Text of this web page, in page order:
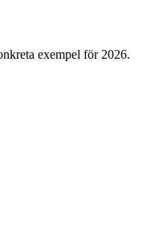
exempel för 2026.